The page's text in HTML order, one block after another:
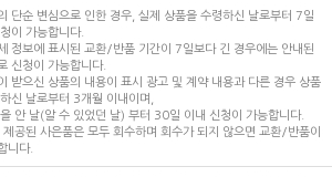
단순 변심으로 인한 경우, 실제 상품을 수령하신 날로부터 7일
이 가능합니다.
정보에 표시된 교환/반품 기간이 7일보다 긴 경우에는 안내된
신청이 가능합니다.
받으신 상품의 내용이 표시 광고 및 계약 내용과 다른 경우 상품
신 날로부터 3개월 이내이며,
안 날(알 수 있었던 날) 부터 30일 이내 신청이 가능합니다.
제공된 사은품은 모두 회수하며 회수가 되지 않으면 교환/반품이
니다.